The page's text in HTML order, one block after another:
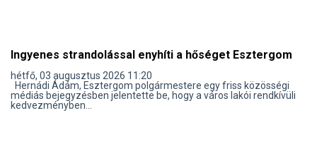
Ingyenes strandolással enyhíti a hőséget Esztergom
hétfő, 03 augusztus 2026 11:20
Hernádi Ádám, Esztergom polgármestere egy friss közösségi
médiás bejegyzésben jelentette be, hogy a város lakói rendkívüli
kedvezményben...